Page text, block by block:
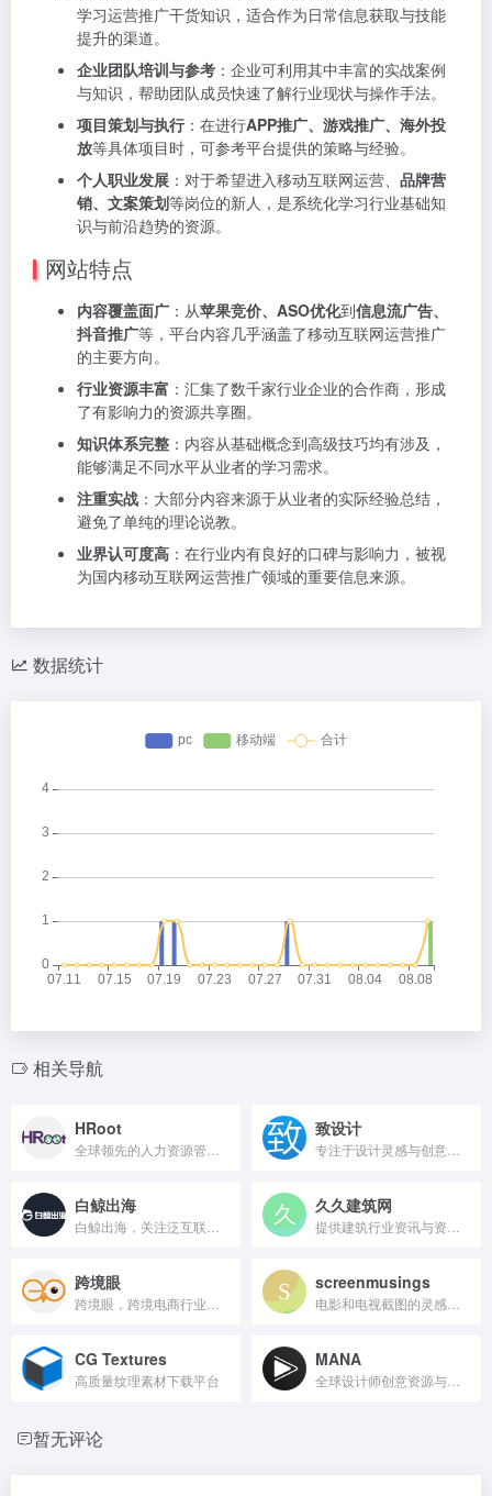
学习运营推广干货知识，适合作为日常信息获取与技能
提升的渠道。
企业团队培训与参考 ：企业可利用其中丰富的实战案例
与知识，帮助团队成员快速了解行业现状与操作手法。
项目策划与执行 ：在进行APP推广、游戏推广、海外投
放等具体项目时，可参考平台提供的策略与经验。
个人职业发展 ：对于希望进入移动互联网运营、 品牌营
销、文案策划等岗位的新人，是系统化学习行业基础知
识与前沿趋势的资源。
网站特点
内容覆盖面广 ：从苹果竞价、ASO优化到信息流广告、
抖音推广等，平台内容几乎涵盖了移动互联网运营推广
的主要方向。
行业资源丰富 ：汇集了数千家行业企业的合作商，形成
了有影响力的资源共享圈。
知识体系完整 ：内容从基础概念到高级技巧均有涉及，
能够满足不同水平从业者的学习需求。
注重实战 ：大部分内容来源于从业者的实际经验总结，
避免了单纯的理论说教。
业界认可度高 ：在行业内有良好的口碑与影响力，被视
为国内移动互联网运营推广领域的重要信息来源。
数据统计
相关导航
HRoot 致设计
白鲸出海 久久建筑网
跨境眼 screenmusings
CG Textures
高质量纹理素材下载平台
MANA
暂无评论